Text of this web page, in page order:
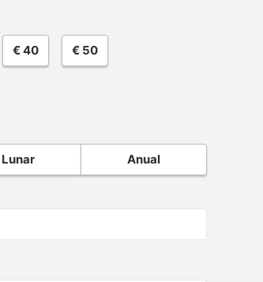
€ 40 € 50
Lunar Anual